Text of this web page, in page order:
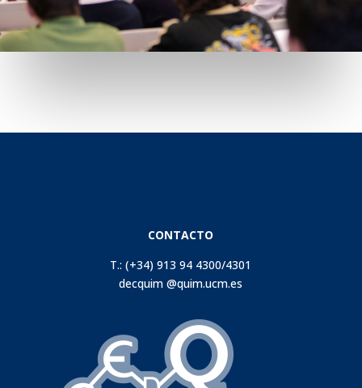
CONTACTO
T.: (+34) 913 94 4300/4301
decquim @quim.ucm.es